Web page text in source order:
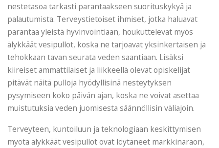
nestetasoa tarkasti parantaakseen suorituskykyä ja
palautumista. Terveystietoiset ihmiset, jotka haluavat
parantaa yleistä hyvinvointiaan, houkuttelevat myös
älykkäät vesipullot, koska ne tarjoavat yksinkertaisen ja
tehokkaan tavan seurata veden saantiaan. Lisäksi
kiireiset ammattilaiset ja liikkeellä olevat opiskelijat
pitävät näitä pulloja hyödyllisinä nesteytyksen
pysymiseen koko päivän ajan, koska ne voivat asettaa
muistutuksia veden juomisesta säännöllisin väliajoin.
Terveyteen, kuntoiluun ja teknologiaan keskittymisen
myötä älykkäät vesipullot ovat löytäneet markkinaraon,